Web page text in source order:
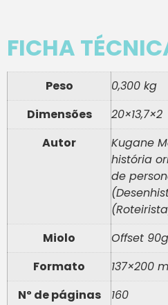
FICHA
Peso
0,300 kg
Dimensões
20×13,7×2
Autor
Kugane
história
de
Miolo
Offset 90g
Formato
137×200
Nº de páginas
160